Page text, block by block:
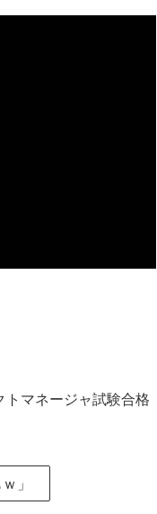
マネージャ試験合格
」